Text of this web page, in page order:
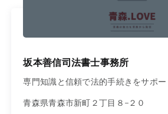
坂本善信司法書士事務所
専門知識と信頼で法的手続きをサポー
青森県青森市新町２丁目８−２０